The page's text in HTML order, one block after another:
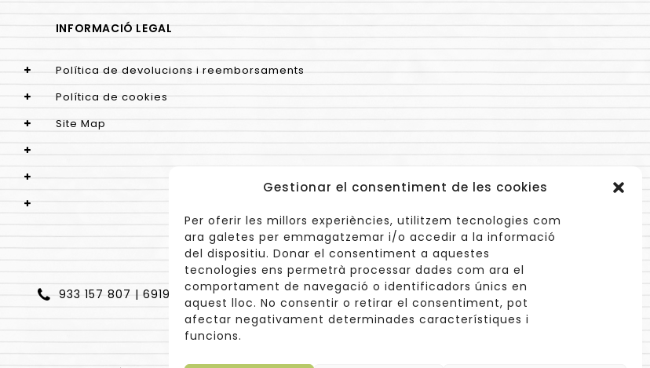
Gestionar el consentiment de les cookies
Per oferir les millors experiències, utilitzem tecnologies com
ara galetes per emmagatzemar i/o accedir a la informació
del dispositiu. Donar el consentiment a aquestes
tecnologies ens permetrà processar dades com ara el
comportament de navegació o identificadors únics en
aquest lloc. No consentir o retirar el consentiment, pot
afectar negativament determinades característiques i
funcions.
INFORMACIÓ LEGAL
Política de devolucions i reemborsaments
Política de cookies
Site Map
933 157 807 | 691967537 info@cuinetes.shop